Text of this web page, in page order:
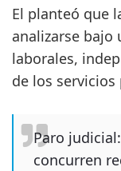
El planteó que
analizarse
laborales,
de los servicios
Paro
concurren